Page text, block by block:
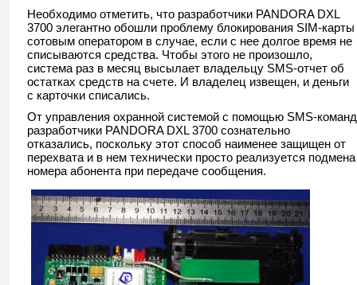
Необходимо отметить, что разработчики PANDORA DXL
3700 элегантно обошли проблему блокирования SIM-карты
сотовым оператором в случае, если с нее долгое время не
списываются средства. Чтобы этого не произошло,
система раз в месяц высылает владельцу SMS-отчет об
остатках средств на счете. И владелец извещен, и деньги
с карточки списались.
От управления охранной системой с помощью SMS-команд
разработчики PANDORA DXL 3700 сознательно
отказались, поскольку этот способ наименее защищен от
перехвата и в нем технически просто реализуется подмена
номера абонента при передаче сообщения.